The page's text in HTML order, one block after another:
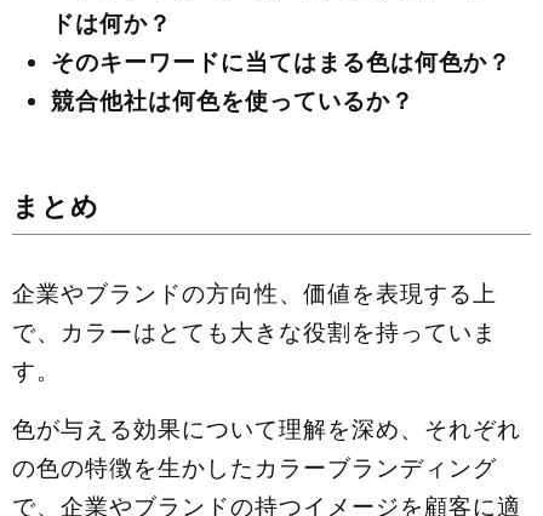
ドは何か？
そのキーワードに当てはまる色は何色か？
競合他社は何色を使っているか？
まとめ
企業やブランドの方向性、価値を表現する上
で、カラーはとても大きな役割を持っていま
す。
色が与える効果について理解を深め、それぞれ
の色の特徴を生かしたカラーブランディング
で、企業やブランドの持つイメージを顧客に適